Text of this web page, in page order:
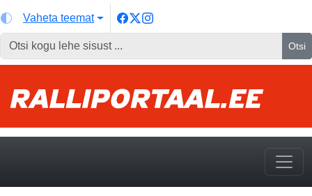
Vaheta teemat
Otsi